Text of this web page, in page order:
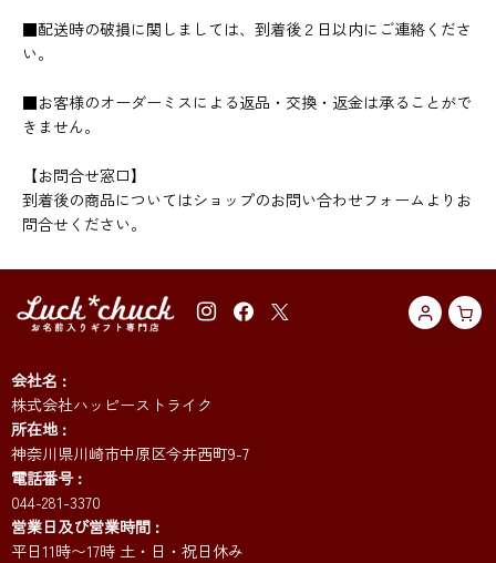
■配送時の破損に関しましては、到着後２日以内にご連絡くださ
い。
■お客様のオーダーミスによる返品・交換・返金は承ることがで
きません。
【お問合せ窓口】
到着後の商品についてはショップのお問い合わせフォームよりお
問合せください。
会社名
株式会社ハッピーストライク
所在地
神奈川県川崎市中原区今井西町9-7
電話番号
044-281-3370
営業日及び営業時間
平日11時〜17時 土・日・祝日休み